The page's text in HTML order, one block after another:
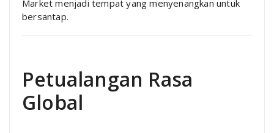
Market menjadi tempat yang menyenangkan untuk
bersantap.
Petualangan Rasa
Global